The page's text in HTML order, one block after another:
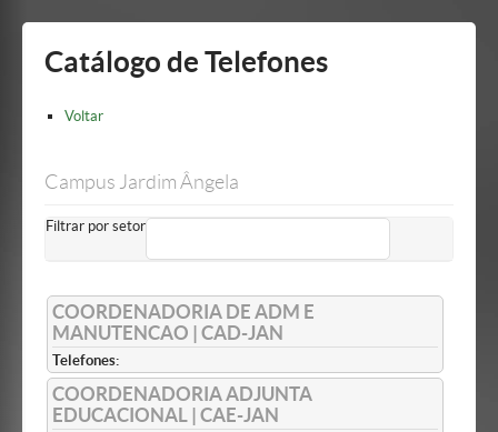
barra
Catálogo de Telefones
Voltar
Campus Jardim Ângela
Filtrar por setor
COORDENADORIA DE ADM E
MANUTENCAO | CAD-JAN
Telefones:
COORDENADORIA ADJUNTA
EDUCACIONAL | CAE-JAN